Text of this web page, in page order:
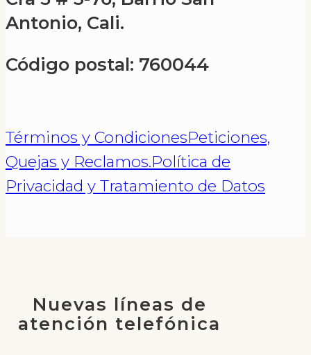
Antonio, Cali.
Código postal: 760044
Términos y CondicionesPeticiones,
Quejas y Reclamos.Política de
Privacidad y Tratamiento de Datos
Nuevas líneas de
atención telefónica